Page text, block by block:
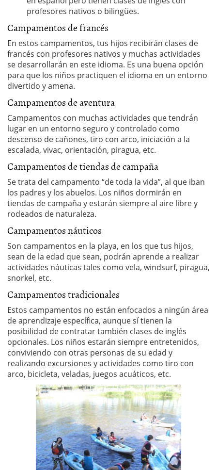
profesores nativos o bilingües.
Campamentos de francés
En estos campamentos, tus hijos recibirán clases de
francés con profesores nativos y muchas actividades
se desarrollarán en este idioma. Es una buena opción
para que los niños practiquen el idioma en un entorno
divertido y amena.
Campamentos de aventura
Campamentos con muchas actividades que tendrán
lugar en un entorno seguro y controlado como
descenso de cañones, tiro con arco, iniciación a la
escalada, vivac, orientación, piragua, etc.
Campamentos de tiendas de campaña
Se trata del campamento “de toda la vida”, al que iban
los padres y los abuelos. Los niños dormirán en
tiendas de campaña y estarán siempre al aire libre y
rodeados de naturaleza.
Campamentos náuticos
Son campamentos en la playa, en los que tus hijos,
sean de la edad que sean, podrán aprende a realizar
actividades náuticas tales como vela, windsurf, piragua,
snorkel, etc.
Campamentos tradicionales
Estos campamentos no están enfocados a ningún área
de aprendizaje específica, aunque sí tienen la
posibilidad de contratar también clases de inglés
opcionales. Los niños estarán siempre entretenidos,
conviviendo con otras personas de su edad y
realizando excursiones y actividades como tiro con
arco, bicicleta, veladas, juegos acuáticos, etc.